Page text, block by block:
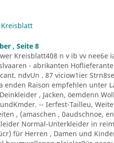
, Seite 8
Kreisblatt408 n v ib vv nee6e
- abrikanten
ndvUn . 87 viciow1ier
enden Raison empfehlen unter
, Jacken, öemdenn
-- Ierfest-Tailleu,
, (amaschen , 0audschnoe,
Normal-Unterkleider in
für Herren , Damen und